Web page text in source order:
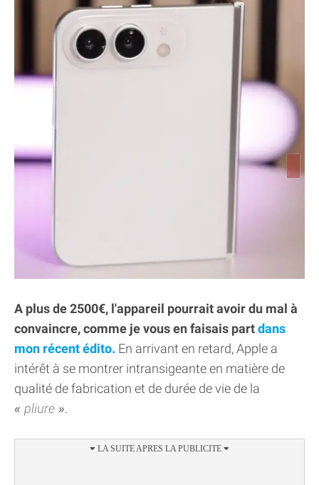
A plus de 2500€, l'appareil pourrait avoir du mal à
convaincre, comme je vous en faisais partdans
mon récent édito. En arrivant en retard, Apple a
intérêt à se montrer intransigeante en matière de
qualité de fabrication et de durée de vie de la
pliure
.